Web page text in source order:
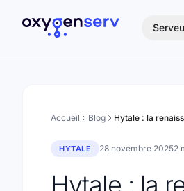
Accueil Blog
HYTALE 28 novembre 20252
Hytale : la